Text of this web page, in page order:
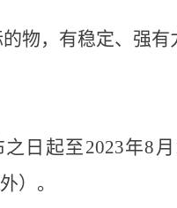
物，有稳定、强
日起至2023年8月
）。